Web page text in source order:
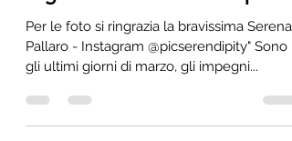
l’inclusione: in campo con i
ragazzi di Amici dei Popoli
Per le foto si ringrazia la bravissima Serena
gli ultimi giorni di marzo, gli impegni...